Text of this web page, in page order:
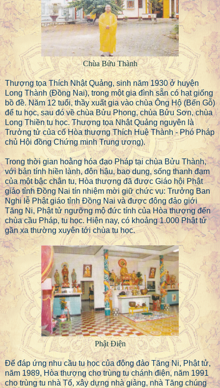
Chùa Bửu Thành
Thượng tọa Thích Nhật Quảng, sinh năm 1930 ở huyện
Long Thành (Đồng Nai), trong một gia đình sẵn có hạt giống
bồ đề. Năm 12 tuổi, thầy xuất gia vào chùa Ông Hộ (Bến Gỗ)
để tu học, sau đó về chùa Bửu Phong, chùa Bửu Sơn, chùa
Long Thiền tu học. Thượng tọa Nhật Quảng nguyên là
Trưởng tử của cố Hòa thượng Thích Huệ Thành - Phó Pháp
chủ Hội đồng Chứng minh Trung ương).
Trong thời gian hoằng hóa đạo Pháp tại chùa Bửu Thành,
với bản tính hiền lành, đôn hậu, bao dung, sống thanh đạm
của một bậc chân tu, Hòa thượng đã được Giáo hội Phật
giáo tỉnh Đồng Nai tín nhiệm mời giữ chức vụ: Trưởng Ban
Nghi lễ Phật giáo tỉnh Đồng Nai và được đông đảo giới
Tăng Ni, Phật tử ngưỡng mộ đức tính của Hòa thượng đến
chùa cầu Pháp, tu học. Hiện nay, có khoảng 1.000 Phật tử
gần xa thường xuyên tới chùa tu học.
Phật Điện
Để đáp ứng nhu cầu tu học của đông đảo Tăng Ni, Phật tử,
năm 1989, Hòa thượng cho trùng tu chánh điện, năm 1991
cho trùng tu nhà Tổ, xây dựng nhà giảng, nhà Tăng chúng